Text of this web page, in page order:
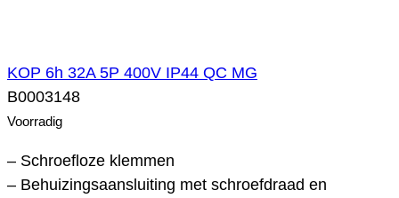
KOP 6h 32A 5P 400V IP44 QC MG
B0003148
Voorradig
– Schroefloze klemmen
– Behuizingsaansluiting met schroefdraad en